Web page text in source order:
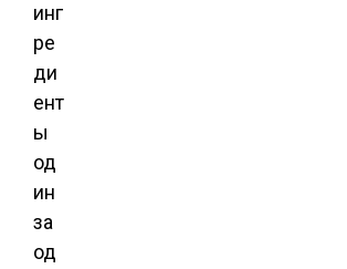
инг
ре
ди
ент
ы
од
ин
за
од